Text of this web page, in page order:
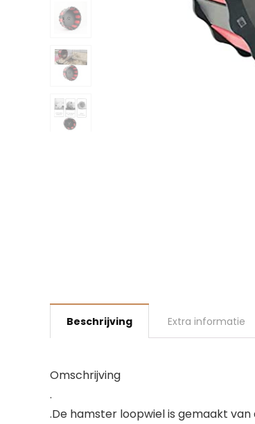
Beschrijving Extra informatie
Omschrijving
.
.De hamster loopwiel is gemaakt